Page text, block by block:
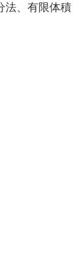
法、有限体積